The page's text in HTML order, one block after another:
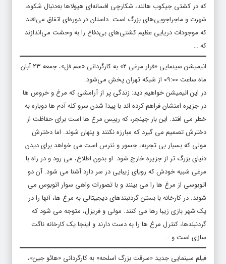
که در کشتی جیکوب هالند، شکارچی افسانه‌ای هیولاها به‌دنبال شکوه،
شهرت و ماجراجویی‌های بزرگ است. داستان در دوره‌ای اتفاق می‌افتد
که موجودات دریایی عظیم کشتی‌های بی‌دفاع را به وحشت می‌اندازند
که …
انیمیشن سینمایی «فرار مرغی ۲» به کارگردانی «سم فل»، جمعه ۲۳ آبان
ماه ساعت ۰۹:۰۰ از شبکه تهران پخش می‌شود.
در این انیمیشن خواهیم دید: زندگی پر از آرامشی که مرغ و خروس ها
در جزیره امنشان فراهم کرده اند با پیدا شدن سرو کله آدم ها دوباره به
خطر می افتد. این بار جینجر، که رییس مرغ ها است برای حفاظت از
دخترش تصمیم می گیرد که مبارزه نکنند و پنهان شوند. اما دخترش
مولی که بسیار بی تجربه، جسور و نترس است می خواهد برای دیدن
دنیای بزرگ تر از جزیره خارج شود. او بدون اطلاع، می رود و در راه با
مرغی شبیه خودش که رویای زیبایی در سر دارد آشنا می شود. آن دو
اتوبوسی از مرغ ها را می بینند و با تصورات واهی سوار اتوبوس می
شوند. در کارخانه با بستن گردنبندهای دیجیتالی به مرغ ها، آنها را در
یک شهر بازی زیبا رها می کنند. مولی و فریزل، متوجه می شود که
گردنبندها، کنترل مرغ ها را به دست دارند و اینجا یک کارخانه ناگت
سازی است و …
فیلم سینمایی جدید «سرقت بزرگ اسلحه» به کارگردانی «هائو جین»،